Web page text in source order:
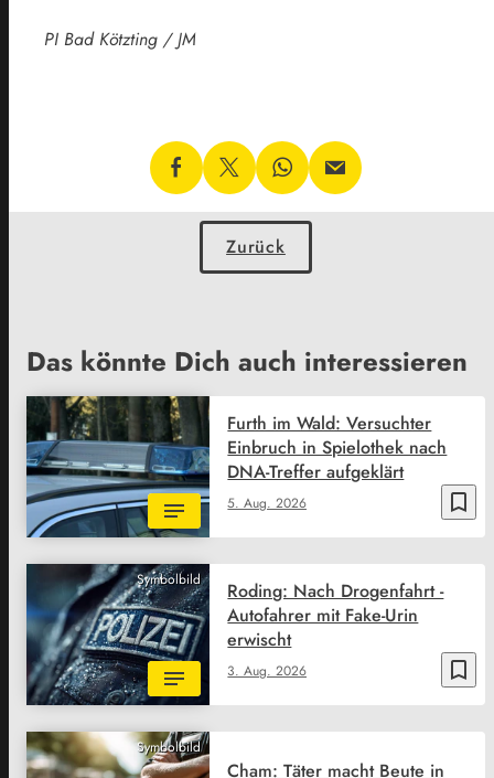
PI Bad Kötzting / JM
Zurück
Das könnte Dich auch interessieren
bookmark_border
5. Aug. 2026
Furth im Wald: Versuchter
Einbruch in Spielothek nach
DNA-Treffer aufgeklärt
Symbolbild
bookmark_border
3. Aug. 2026
Roding: Nach Drogenfahrt -
Autofahrer mit Fake-Urin
erwischt
Symbolbild
Cham: Täter macht Beute in